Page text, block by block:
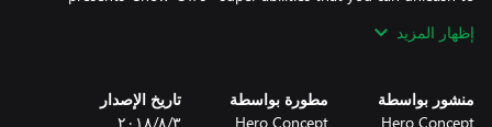
Complete the harder levels to face new enemies that present
إظهار المزيد
منشور بواسطة
Hero Concept
مطورة بواسطة
Hero Concept
تاريخ الإصدار
٣‏/٨‏/٢٠١٨